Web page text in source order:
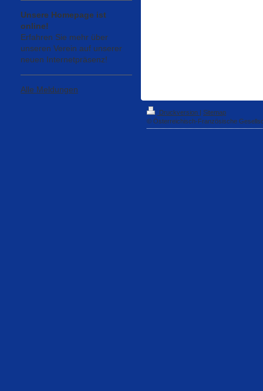
Unsere Homepage ist
online!
Erfahren Sie mehr über
unseren Verein auf unserer
neuen Internetpräsenz!
Alle Meldungen
Druckversion | Sitemap
© Österreichisch-Französische